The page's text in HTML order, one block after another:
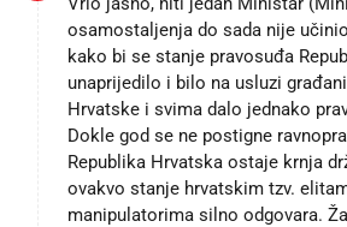
osamostaljenja do sada nije
kako bi se stanje pravosuđa
unaprijedilo i bilo na usluzi
Hrvatske i svima dalo jednako
Dokle god se ne postigne
Republika Hrvatska ostaje krnja
ovakvo stanje hrvatskim tzv.
manipulatorima silno odgovara.